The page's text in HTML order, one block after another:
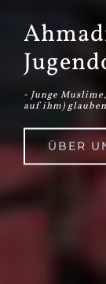
- Junge
auf ihm)
ÜBER